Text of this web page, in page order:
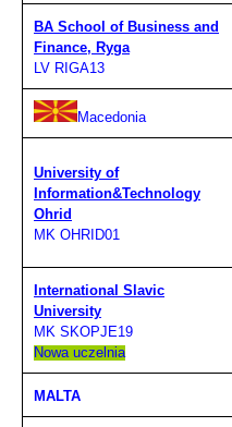
BA School of Business and
Finance, Ryga
LV RIGA13
Macedonia
University of
Information&Technology
Ohrid
MK OHRID01
International Slavic
University
MK SKOPJE19
Nowa uczelnia
MALTA